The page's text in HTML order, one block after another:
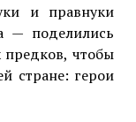
и правнуки
— поделились
предков, чтобы
стране: герои